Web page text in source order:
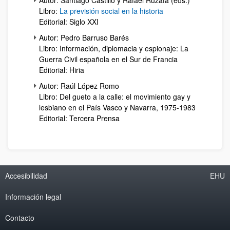
Libro: La previsión social en la historia
Editorial: Siglo XXI
Autor: Pedro Barruso Barés
Libro: Información, diplomacia y espionaje: La
Guerra Civil española en el Sur de Francia
Editorial: Hiria
Autor: Raúl López Romo
Libro: Del gueto a la calle: el movimiento gay y
lesbiano en el País Vasco y Navarra, 1975-1983
Editorial: Tercera Prensa
Accesibilidad
Información legal
Contacto
EHU